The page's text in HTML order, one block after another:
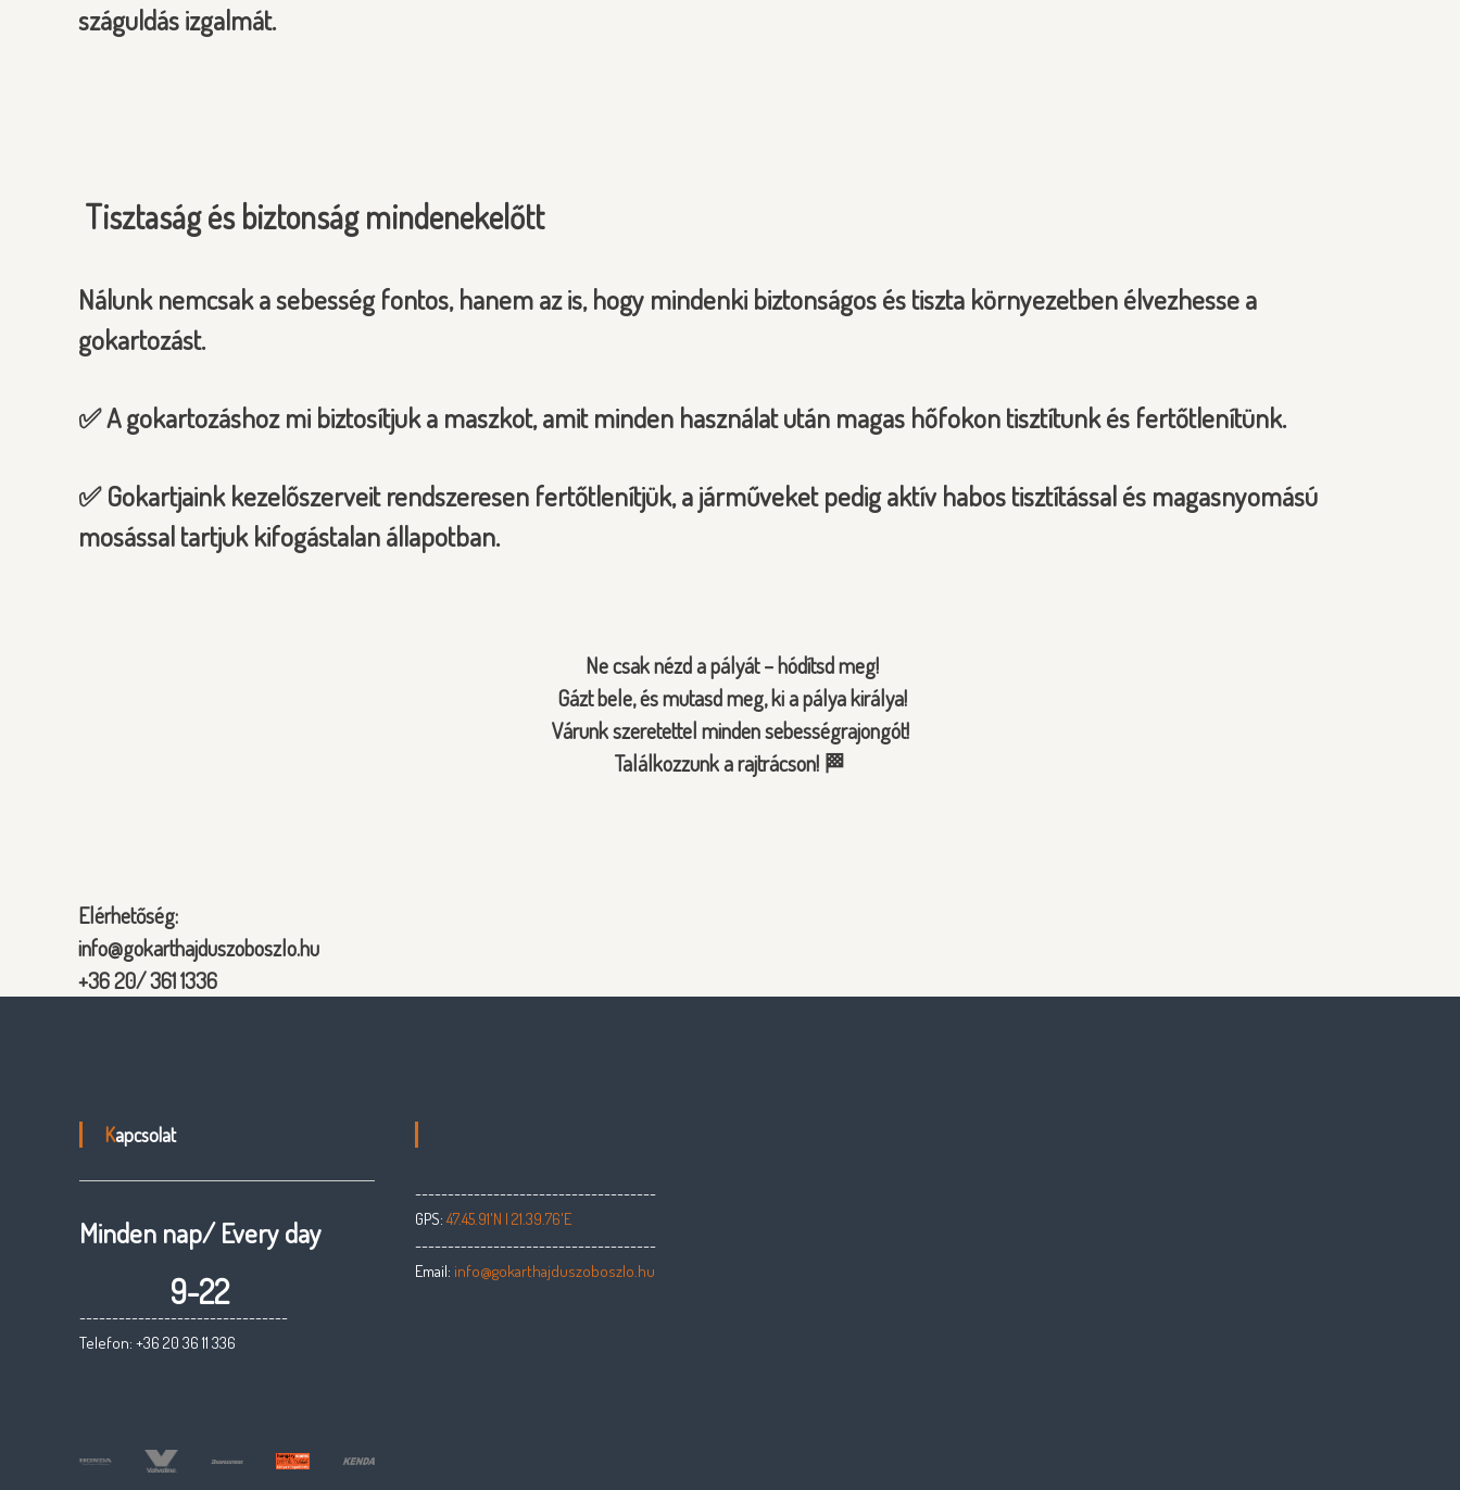
száguldás izgalmát.
Tisztaság és biztonság mindenekelőtt
Nálunk nemcsak a sebesség fontos, hanem az is, hogy mindenki biztonságos és tiszta környezetben élvezhesse a
gokartozást.
✅ A gokartozáshoz mi biztosítjuk a maszkot, amit minden használat után magas hőfokon tisztítunk és fertőtlenítünk.
✅ Gokartjaink kezelőszerveit rendszeresen fertőtlenítjük, a járműveket pedig aktív habos tisztítással és magasnyomású
mosással tartjuk kifogástalan állapotban.
Ne csak nézd a pályát – hódítsd meg!
Gázt bele, és mutasd meg, ki a pálya királya!
Várunk szeretettel minden sebességrajongót!
Találkozzunk a rajtrácson! 🏁
Elérhetőség:
info@gokarthajduszoboszlo.hu
+36 20/ 361 1336
Kapcsolat
Minden nap/ Every day
9-22
--------------------------------
Telefon: +36 20 36 11 336
-------------------------------------
GPS:47.45.91'N | 21.39.76'E
-------------------------------------
Email: info@gokarthajduszoboszlo.hu